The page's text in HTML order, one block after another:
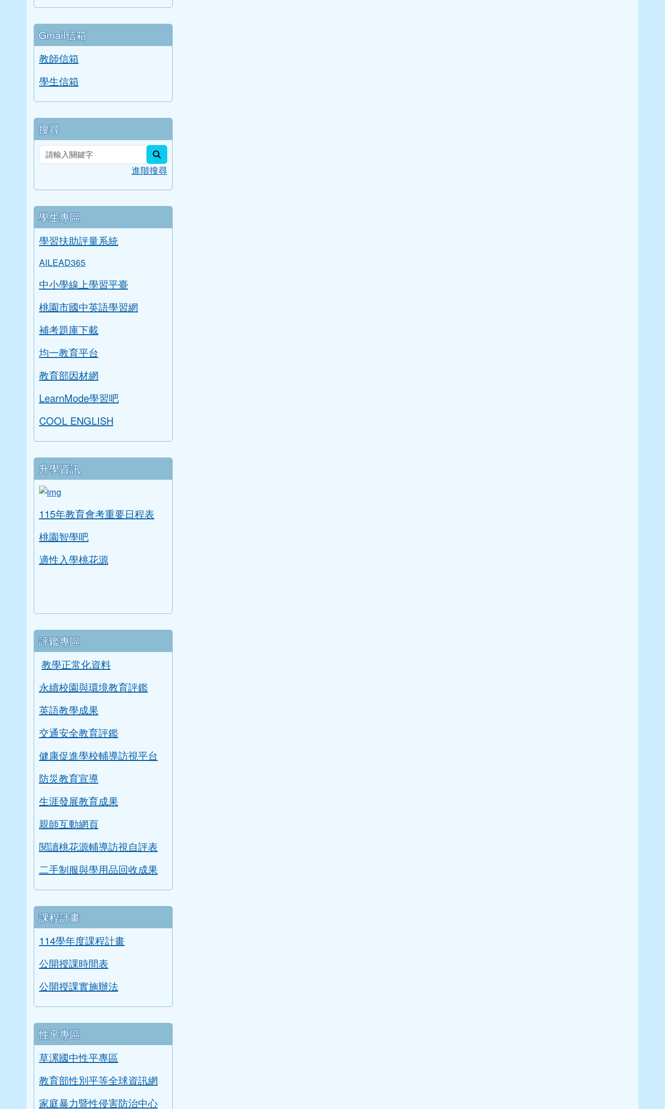
Gmail信箱
教師信箱
學生信箱
搜尋
進階搜尋
學生專區
學習扶助評量系統
AILEAD365
中小學線上學習平臺
桃園市國中英語學習網
補考題庫下載
均一教育平台
教育部因材網
LearnMode學習吧
COOL ENGLISH
升學資訊
link to https://tyc.entry.edu.tw/NoExamImitate_TL/NoExamImitate/Apps/Page/Public/News.aspx \
ink to https://tyc.entry.edu.tw/NoExamImitate_TL/NoExamImitate/Apps/Page/Public/News.aspx
115年教育會考重要日程表
桃園智學吧
適性入學桃花源
評鑑專區
教學正常化資料
永續校園與環境教育評鑑
英語教學成果
交通安全教育評鑑
健康促進學校輔導訪視平台
防災教育宣導
生涯發展教育成果
親師互動網頁
閱讀桃花源輔導訪視自評表
二手制服與學用品回收成果
課程計畫
114學年度課程計畫
公開授課時間表
公開授課實施辦法
性平專區
草漯國中性平專區
教育部性別平等全球資訊網
家庭暴力暨性侵害防治中心